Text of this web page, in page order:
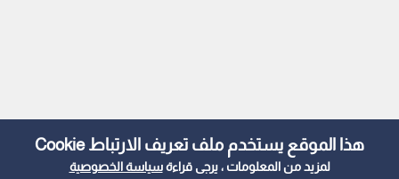
هذا الموقع يستخدم ملف تعريف الارتباط Cookie
لمزيد من المعلومات ، يرجى قراءةسياسة الخصوصية